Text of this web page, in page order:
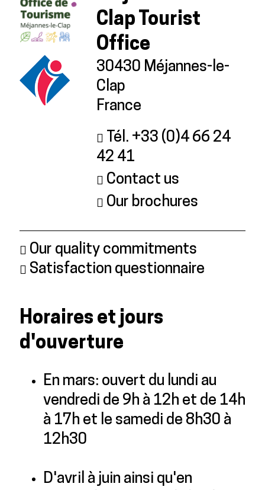
Clap Tourist
Office
30430 Méjannes-le-
Clap
France
Tél. +33 (0)4 66 24
42 41
Contact us
Our brochures
Our quality commitments
Satisfaction questionnaire
Horaires et jours
d'ouverture
En mars: ouvert du lundi au
vendredi de 9h à 12h et de 14h
à 17h et le samedi de 8h30 à
12h30
D'avril à juin ainsi qu'en